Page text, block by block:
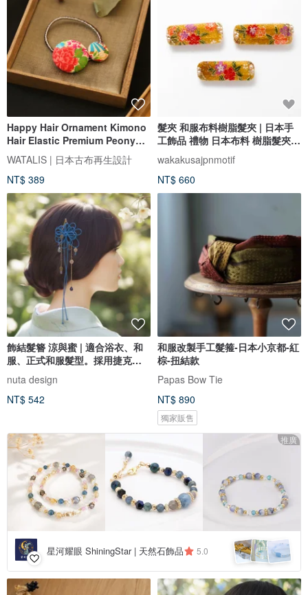
Happy Hair Ornament Kimono
Hair Elastic Premium Peony
Bun Silk
WATALIS | 日本古布再生設計
NT$ 389
髮夾 和服布料樹脂髮夾 | 日本手
工飾品 禮物 日本布料 樹脂髮夾
優雅 傳統
wakakusajpnmotif
NT$ 660
飾結髮簪 涼與蜜 | 適合浴衣、和
服、正式和服髮型。採用捷克玻
璃珠。
nuta design
NT$ 542
和服改製手工髮箍-日本小京都-紅
棕-扭結款
Papas Bow Tie
NT$ 890
獨家販售
推廣
星河耀眼 ShiningStar | 天然石飾品 5.0